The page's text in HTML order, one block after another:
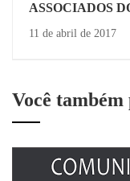
ASSOCIADOS
ACESSO A PÓS
11 de abril de 2017
Você também